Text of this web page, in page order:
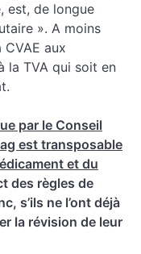
est, de longue
». A moins
aux
la TVA qui soit en
par le Conseil
est transposable
et du
des règles de
s’ils ne l’ont déjà
la révision de leur